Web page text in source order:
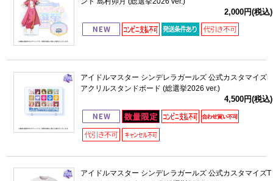
2,000円(税込)
アイドルマスター シンデレラガールズ 公式カスタマイズ
アクリルスタンドボード (総選挙2026 ver.)
4,500円(税込)
アイドルマスター シンデレラガールズ 公式カスタマイズT